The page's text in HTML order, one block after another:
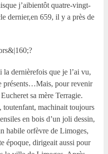
j’aibientôt quatre-vingt-
dernier,en 659, il y a près de
la dernièrefois que je l’ai vu,
présents…Mais, pour revenir
sa mère Terragie.
toutenfant, machinait toujours
en bois d’un joli dessin,
habile orfèvre de Limoges,
époque, dirigeait aussi pour